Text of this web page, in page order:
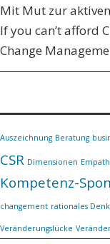
Mit Mut zur
If you can’t afford
Change
Auszeichnung Beratung
CSR Dimensionen
Kompetenz-
changement rationales
Veränderungslücke